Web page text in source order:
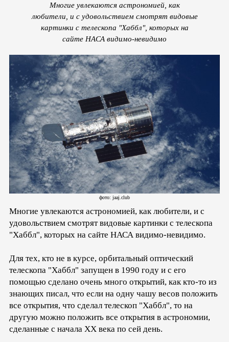
Многие увлекаются астрономией, как
любители, и с удовольствием смотрят видовые
картинки с телескопа "Хаббл", которых на
сайте НАСА видимо-невидимо
фото: jaaj.club
Многие увлекаются астрономией, как любители, и с
удовольствием смотрят видовые картинки с телескопа
"Хаббл", которых на сайте НАСА видимо-невидимо.
Для тех, кто не в курсе, орбитальный оптический
телескопа "Хаббл" запущен в 1990 году и с его
помощью сделано очень много открытий, как кто-то из
знающих писал, что если на одну чашу весов положить
все открытия, что сделал телескоп "Хаббл", то на
другую можно положить все открытия в астрономии,
сделанные с начала ХХ века по сей день.